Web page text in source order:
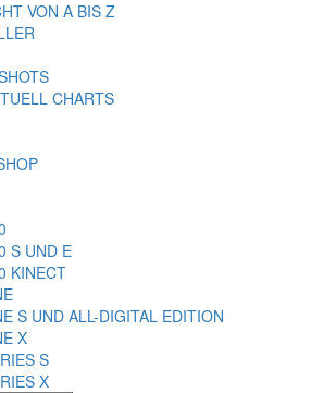
VON A BIS Z
CHARTS
S UND E
KINECT
S UND ALL-DIGITAL EDITION
X
S
X